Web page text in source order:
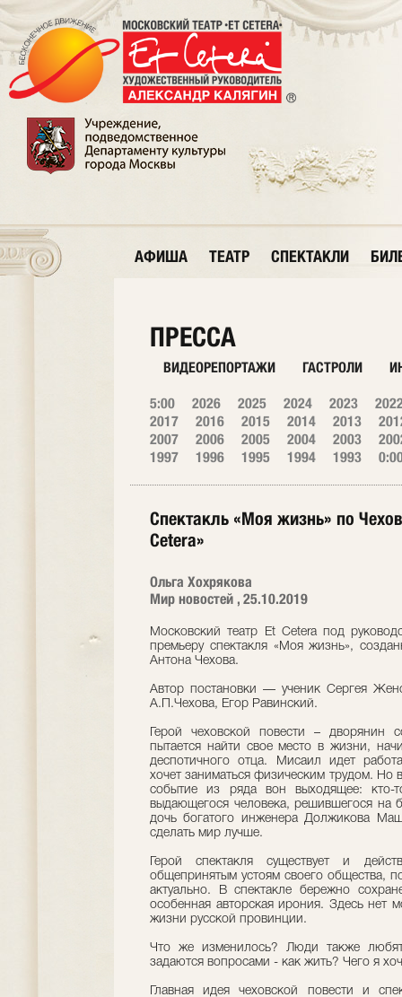
АФИША ТЕАТР СПЕКТАКЛИ
ПРЕССА
ВИДЕОРЕПОРТАЖИ ГАСТРОЛИ
5:00 2026 2025 2024 2023
2017
2016 2015 2014 2013
2007
2006 2005 2004 2003
1997
1996 1995 1994 1993
Спектакль «Моя жизнь» по
Cetera»
Ольга Хохрякова
Мир новостей , 25.10.2019
Московский театр Et Cetera под
премьеру спектакля «Моя жизнь»,
Антона Чехова.
Автор постановки — ученик Сергея
А.П.Чехова, Егор Равинский.
Герой чеховской повести –
пытается найти свое место в жизни,
деспотичного отца. Мисаил идет
хочет заниматься физическим трудом. Но
событие из ряда вон выходящее: кто-
выдающегося человека, решившегося на
дочь богатого инженера Должикова
сделать мир лучше.
Герой спектакля существует и
общепринятым устоям своего общества,
актуально. В спектакле бережно
особенная авторская ирония. Здесь нет
жизни русской провинции.
Что же изменилось? Люди также
задаются вопросами - как жить? Чего я
Главная идея чеховской повести и